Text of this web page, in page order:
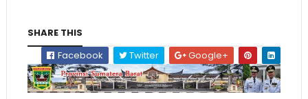
SHARE THIS
Facebook
Twitter Google+